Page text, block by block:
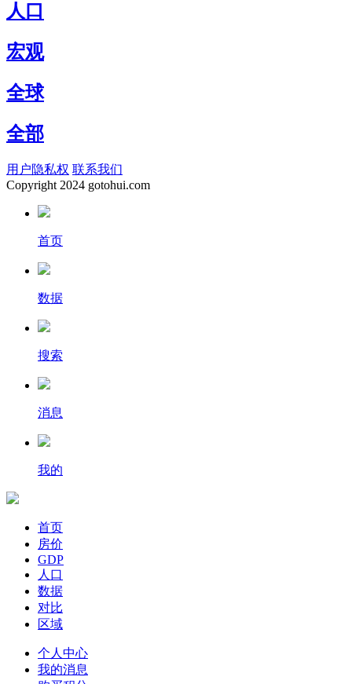
人口
宏观
全球
全部
用户隐私权 联系我们
Copyright 2024 gotohui.com
首页
数据
搜索
消息
我的
首页
房价
GDP
人口
数据
对比
区域
个人中心
我的消息